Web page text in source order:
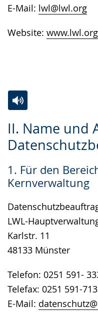
E-Mail: lwl@lwl.org
Website: www.lwl.org
II. Name und
1. Für den
Kernverwaltung
LWL-
Karlstr. 11
48133 Münster
Telefon: 0251 591-
Telefax: 0251 591-
E-Mail:
Leichten
Sprache
Audio-
Unterstützung.
Video
in
Gebärdensprache
wird
angezeigt.